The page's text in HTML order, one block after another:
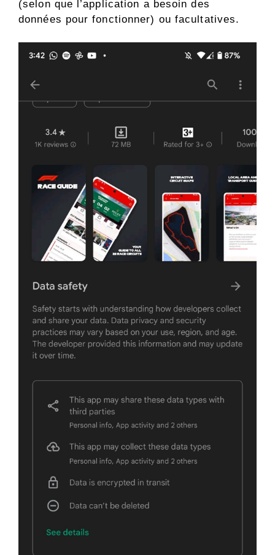
(selon que l’application a besoin des
données pour fonctionner) ou facultatives.